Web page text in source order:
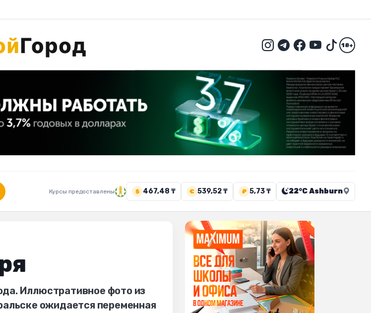
18+
Курсы предоставлены $ 467,48 ₸ € 539,52 ₸ ₽ 5,73 ₸ 22°C Ashburn
Иллюстративное фото из
ожидается переменная